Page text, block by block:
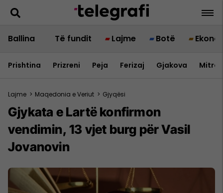
Ballina Të fundit Lajme Botë
Prishtina Prizreni Peja Ferizaj Gjakova
Lajme > Maqedonia e Veriut > Gjyqësi
Gjykata e Lartë konfirmon
vendimin, 13 vjet burg për Vasil
Jovanovin